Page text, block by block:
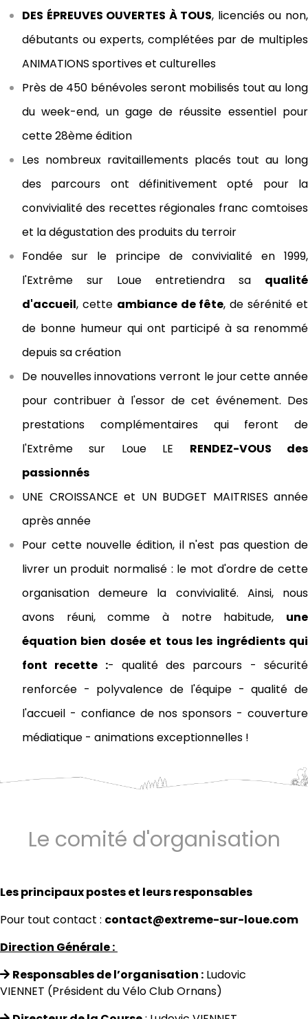
DES ÉPREUVES OUVERTES À TOUS, licenciés ou non,
débutants ou experts, complétées par de multiples
ANIMATIONS sportives et culturelles
Près de 450 bénévolesseront mobilisés tout au long
du week-end, un gage de réussite essentiel pour
cette 28ème édition
Les nombreux ravitaillementsplacés tout au long
des parcours ont définitivement opté pour la
convivialité des recettes régionales franc comtoises
et la dégustation des produits du terroir
Fondée sur le principe de convivialité en 1999,
l'Extrême sur Loue entretiendra sa qualité
d'accueil, cette ambiance de fête, de sérénité et
de bonne humeur qui ont participé à sa renommé
depuis sa création
De nouvelles innovations verront le jour cette année
pour contribuer à l'essor de cet événement. Des
prestations complémentaires qui feront de
l'Extrême sur Loue LE
RENDEZ-VOUS des
passionnés
UNE CROISSANCE et UN BUDGET MAITRISES année
après année
Pour cette nouvelle édition, il n'est pas question de
livrer un produit normalisé : le mot d'ordre de cette
organisation demeure la convivialité. Ainsi, nous
avons réuni, comme à notre habitude, une
équation bien dosée et tous les ingrédients qui
font recette :- qualité des parcours - sécurité
renforcée - polyvalence de l'équipe - qualité de
l'accueil - confiance de nos sponsors - couverture
médiatique - animations exceptionnelles !
Le comité d'organisation
Les principaux postes et leurs responsables
Pour tout contact : contact@extreme-sur-loue.com
Direction Générale :
Responsables de l’organisation : Ludovic
VIENNET (Président du Vélo Club Ornans)